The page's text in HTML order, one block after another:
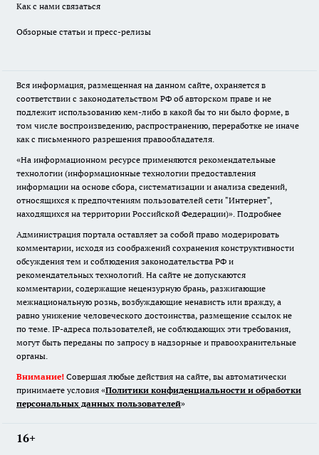
Как с нами связаться
Обзорные статьи и пресс-релизы
Вся информация, размещенная на данном сайте, охраняется в
соответствии с законодательством РФ об авторском праве и не
подлежит использованию кем-либо в какой бы то ни было форме, в
том числе воспроизведению, распространению, переработке не иначе
как с письменного разрешения правообладателя.
«На информационном ресурсе применяются рекомендательные
технологии (информационные технологии предоставления
информации на основе сбора, систематизации и анализа сведений,
относящихся к предпочтениям пользователей сети "Интернет",
находящихся на территории Российской Федерации)». Подробнее
Администрация портала оставляет за собой право модерировать
комментарии, исходя из соображений сохранения конструктивности
обсуждения тем и соблюдения законодательства РФ и
рекомендательных технологий. На сайте не допускаются
комментарии, содержащие нецензурную брань, разжигающие
межнациональную рознь, возбуждающие ненависть или вражду, а
равно унижение человеческого достоинства, размещение ссылок не
по теме. IP-адреса пользователей, не соблюдающих эти требования,
могут быть переданы по запросу в надзорные и правоохранительные
органы.
Внимание! Совершая любые действия на сайте, вы автоматически
принимаете условия «Политики конфиденциальности и обработки
персональных данных пользователей»
16+